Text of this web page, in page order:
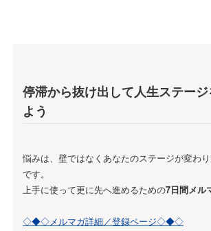
停滞から抜け出して人生ステー
よう
悩みは、壁ではなくあなたのステージが変わ
です。
上手に使って更に先へ進めるための7日間メル
◇◆◇メルマガ詳細／登録ページ◇◆◇